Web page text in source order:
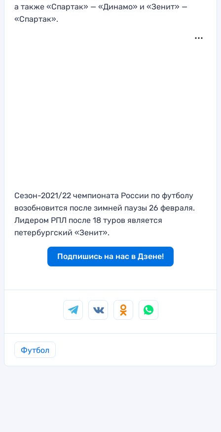
а также «Спартак» — «Динамо» и «Зенит» —
«Спартак».
Сезон-2021/22 чемпионата России по футболу
возобновится после зимней паузы 26 февраля.
Лидером РПЛ после 18 туров является
петербургский «Зенит».
Подпишись на нас в Дзене!
Футбол